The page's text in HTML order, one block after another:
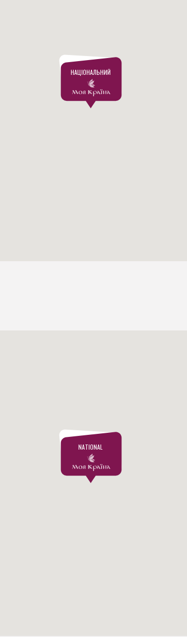
НАЦІОНАЛЬНИЙ
NATIONAL